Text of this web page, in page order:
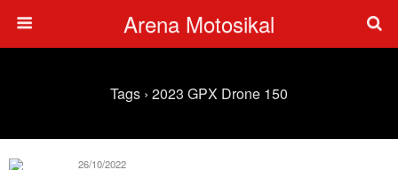
Arena Motosikal
Tags › 2023 GPX Drone 150
26/10/2022